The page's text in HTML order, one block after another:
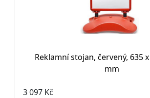
Reklamní stojan, červený, 635
mm
3 097 Kč